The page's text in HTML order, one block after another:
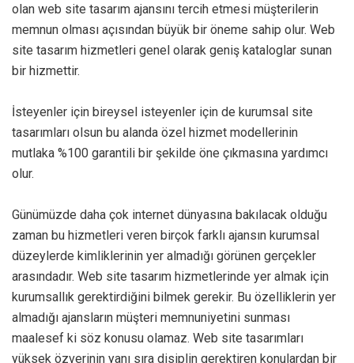
olan web site tasarım ajansını tercih etmesi müşterilerin
memnun olması açısından büyük bir öneme sahip olur. Web
site tasarım hizmetleri genel olarak geniş kataloglar sunan
bir hizmettir.
İsteyenler için bireysel isteyenler için de kurumsal site
tasarımları olsun bu alanda özel hizmet modellerinin
mutlaka %100 garantili bir şekilde öne çıkmasına yardımcı
olur.
Günümüzde daha çok internet dünyasına bakılacak olduğu
zaman bu hizmetleri veren birçok farklı ajansın kurumsal
düzeylerde kimliklerinin yer almadığı görünen gerçekler
arasındadır. Web site tasarım hizmetlerinde yer almak için
kurumsallık gerektirdiğini bilmek gerekir. Bu özelliklerin yer
almadığı ajansların müşteri memnuniyetini sunması
maalesef ki söz konusu olamaz. Web site tasarımları
yüksek özverinin yanı sıra disiplin gerektiren konulardan bir